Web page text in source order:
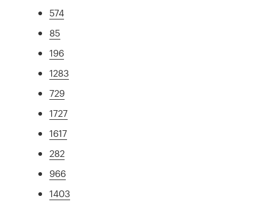
574
85
196
1283
729
1727
1617
282
966
1403